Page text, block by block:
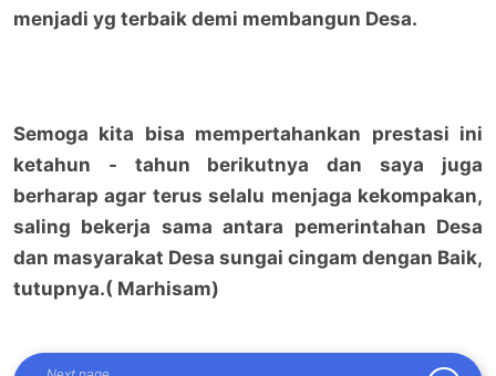
menjadi yg terbaik demi membangun Desa.
Semoga kita bisa mempertahankan prestasi ini
ketahun - tahun berikutnya dan saya juga
berharap agar terus selalu menjaga kekompakan,
saling bekerja sama antara pemerintahan Desa
dan masyarakat Desa sungai cingam dengan Baik,
tutupnya.( Marhisam)